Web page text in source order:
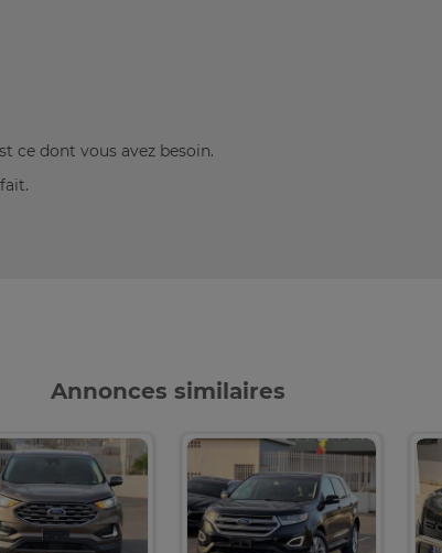
ce dont vous avez besoin.
Annonces similaires